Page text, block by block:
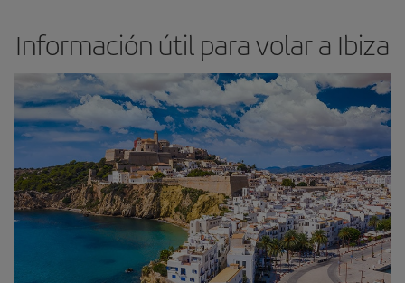
Información útil para volar a Ibiza